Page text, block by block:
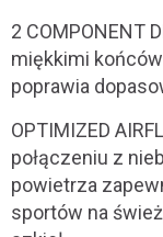
2 COMPONENT
miękkimi
poprawia
OPTIMIZED
połączeniu z
powietrza
sportów na